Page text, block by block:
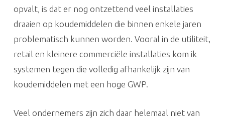
opvalt, is dat er nog ontzettend veel installaties
draaien op koudemiddelen die binnen enkele jaren
problematisch kunnen worden. Vooral in de utiliteit,
retail en kleinere commerciële installaties kom ik
systemen tegen die volledig afhankelijk zijn van
koudemiddelen met een hoge GWP.
Veel ondernemers zijn zich daar helemaal niet van